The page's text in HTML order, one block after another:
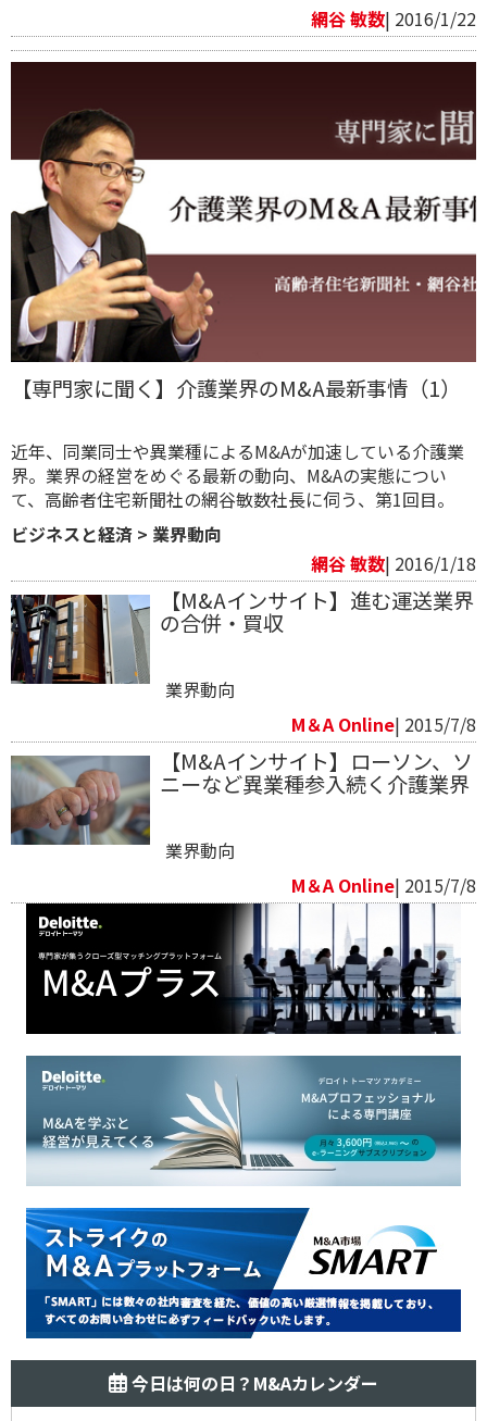
網谷 敏数| 2016/1/22
【専門家に聞く】介護業界のM&A最新事情（1）
近年、同業同士や異業種によるM&Aが加速している介護業
界。業界の経営をめぐる最新の動向、M&Aの実態につい
て、高齢者住宅新聞社の網谷敏数社長に伺う、第1回目。
ビジネスと経済 > 業界動向
網谷 敏数| 2016/1/18
【M&Aインサイト】進む運送業界
の合併・買収
業界動向
M＆A Online| 2015/7/8
【M&Aインサイト】ローソン、ソ
ニーなど異業種参入続く介護業界
業界動向
M＆A Online| 2015/7/8
今日は何の日？M&Aカレンダー